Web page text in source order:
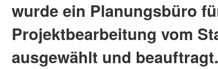
wurde ein Planungsbüro
Projektbearbeitung vom
ausgewählt und